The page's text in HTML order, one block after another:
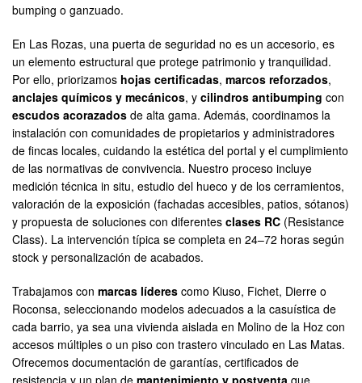
bumping o ganzuado.
En Las Rozas, una puerta de seguridad no es un accesorio, es
un elemento estructural que protege patrimonio y tranquilidad.
Por ello, priorizamos hojas certificadas, marcos reforzados,
anclajes químicos y mecánicos, y cilindros antibumping con
escudos acorazados de alta gama. Además, coordinamos la
instalación con comunidades de propietarios y administradores
de fincas locales, cuidando la estética del portal y el cumplimiento
de las normativas de convivencia. Nuestro proceso incluye
medición técnica in situ, estudio del hueco y de los cerramientos,
valoración de la exposición (fachadas accesibles, patios, sótanos)
y propuesta de soluciones con diferentes clases RC (Resistance
Class). La intervención típica se completa en 24–72 horas según
stock y personalización de acabados.
Trabajamos con marcas líderes como Kiuso, Fichet, Dierre o
Roconsa, seleccionando modelos adecuados a la casuística de
cada barrio, ya sea una vivienda aislada en Molino de la Hoz con
accesos múltiples o un piso con trastero vinculado en Las Matas.
Ofrecemos documentación de garantías, certificados de